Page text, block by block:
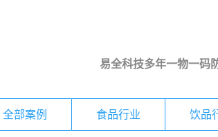
易全科技多年一物一码
全部案例 食品行业 饮品